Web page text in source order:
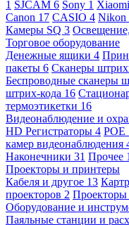
1 SJCAM 6 Sony 1 Xiaomi
Canon 17 CASIO 4 Nikon
Камеры SQ 3
Торговое оборудование
Денежные ящики 4
пакеты 6 Сканеры
Беспроводные сканеры
штрих-кода 16
термоэтикетки 16
Видеонаблюдение и
HD Регистраторы 4 POE
камер видеонаблюдения
Наконечники 31 Прочее
Проекторы и принтеры
Кабеля и другое 13
проекторов 2 Проекторы
Оборудование и
Паяльные станции и